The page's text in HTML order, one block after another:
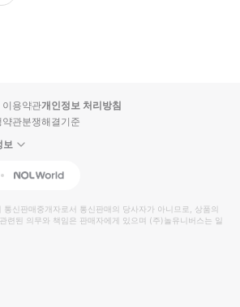
이용약관개인정보 처리방침
약관분쟁해결기준
보
Interpark Global
통신판매중개자로서 통신판매의 당사자가 아니므로, 상품의
련된 의무와 책임은 판매자에게 있으며 (주)놀유니버스는 일